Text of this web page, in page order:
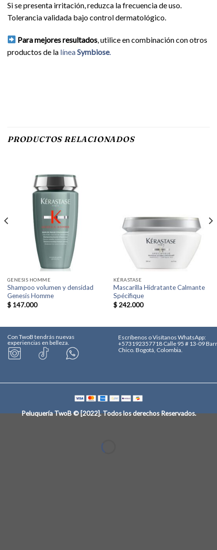
Si se presenta irritación, reduzca la frecuencia de uso.
Tolerancia validada bajo control dermatológico.
Para mejores resultados, utilice en combinación con otros
productos de la líneaSymbiose.
PRODUCTOS RELACIONADOS
GENESIS HOMME
Shampoo volumen y densidad
Genesis Homme
$147.000
KÉRASTASE
Mascarilla Hidratante Calmante
Spécifique
$242.000
Con TwoB tendrás nuevas
experiencias en belleza.
Escríbenos o Visítanos WhatsApp:
+573192357718 Calle 95 # 13-09
Chico. Bogotá, Colombia.
Peluquería TwoB © [2022]. Todos los derechos Reservados.